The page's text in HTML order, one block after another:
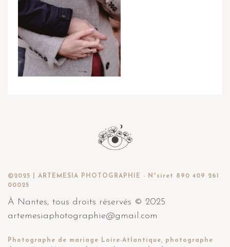
©2025 | ARTEMESIA PHOTOGRAPHIE - N°siret 890 409 261
00025
À Nantes, tous droits réservés © 2025
artemesiaphotographie@gmail.com
Photographe de mariage Loire-Atlantique, photographe